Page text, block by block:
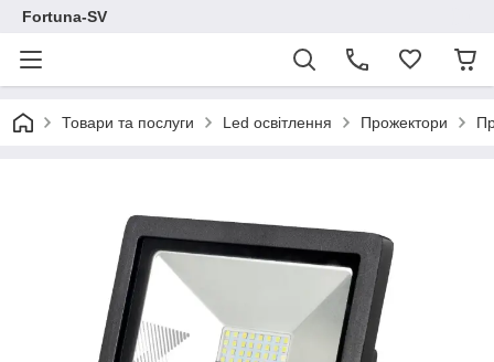
Fortuna-SV
Товари та послуги Led освітлення Прожектори